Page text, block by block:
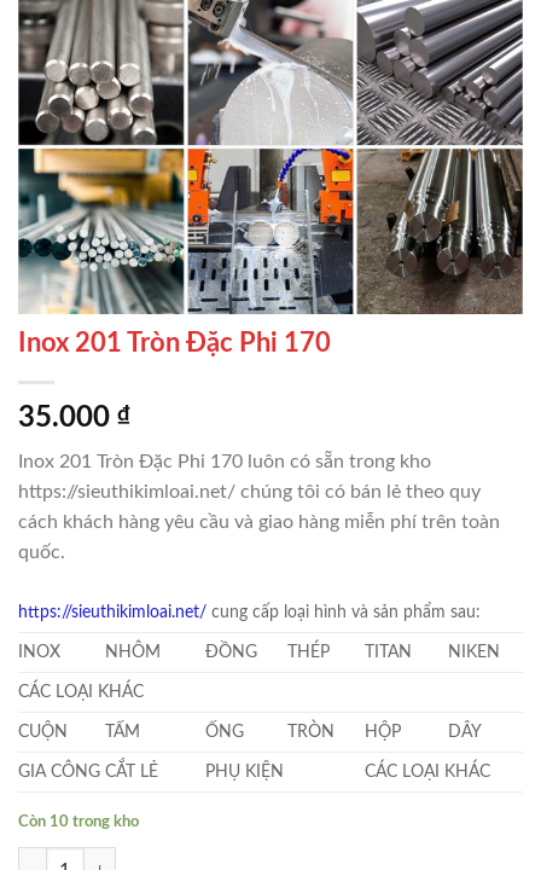
Inox 201 Tròn Đặc Phi 170
35.000 ₫
Inox 201 Tròn Đặc Phi 170 luôn có sẵn trong kho
https://sieuthikimloai.net/ chúng tôi có bán lẻ theo quy
cách khách hàng yêu cầu và giao hàng miễn phí trên toàn
quốc.
https://sieuthikimloai.net/ cung cấp loại hình và sản phẩm sau:
INOX NHÔM ĐỒNG THÉP TITAN NIKEN
CÁC LOẠI KHÁC
CUỘN TẤM ỐNG TRÒN HỘP DÂY
GIA CÔNG CẮT LẺ PHỤ KIỆN CÁC LOẠI KHÁC
Còn 10 trong kho
Inox 201 Tròn Đặc Phi 170 số lượng